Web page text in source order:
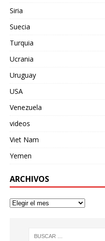
Siria
Suecia
Turquia
Ucrania
Uruguay
USA
Venezuela
videos
Viet Nam
Yemen
ARCHIVOS